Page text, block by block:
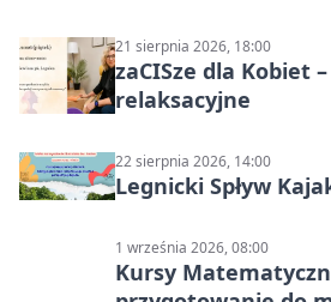
21 sierpnia 2026, 18:00
zaCISze dla Kobiet
relaksacyjne
22 sierpnia 2026, 14:00
Legnicki Spływ
1 września 2026, 08:00
Kursy